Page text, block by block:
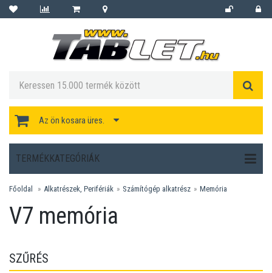
Az ön kosara üres.
TERMÉKKATEGÓRIÁK
Főoldal Alkatrészek, Perifériák Számítógép alkatrész Memória
V7 memória
SZŰRÉS